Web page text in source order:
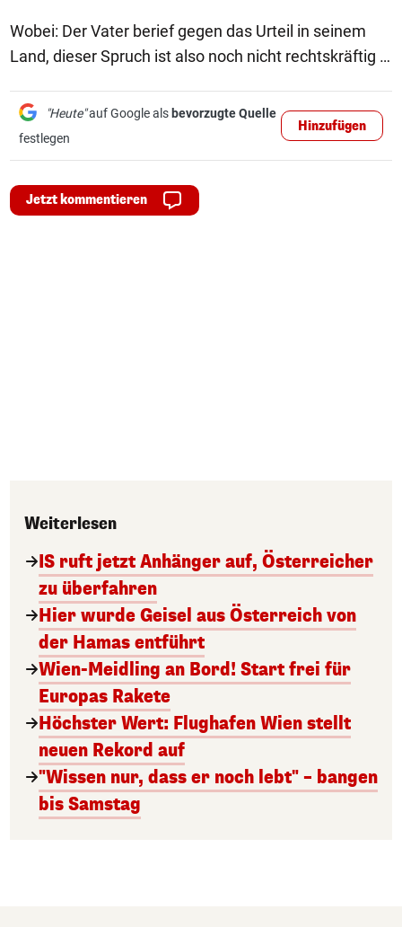
Wobei: Der Vater berief gegen das Urteil in seinem
Land, dieser Spruch ist also noch nicht rechtskräftig …
"Heute"auf Google als bevorzugte Quelle
festlegen
Hinzufügen
Jetzt kommentieren
Weiterlesen
IS ruft jetzt Anhänger auf, Österreicher
zu überfahren
Hier wurde Geisel aus Österreich von
der Hamas entführt
Wien-Meidling an Bord! Start frei für
Europas Rakete
Höchster Wert: Flughafen Wien stellt
neuen Rekord auf
"Wissen nur, dass er noch lebt" – bangen
bis Samstag